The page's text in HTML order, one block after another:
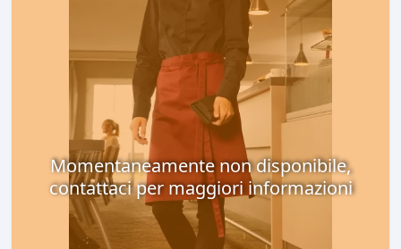
Momentaneamente non disponibile,
contattaci per maggiori informazioni